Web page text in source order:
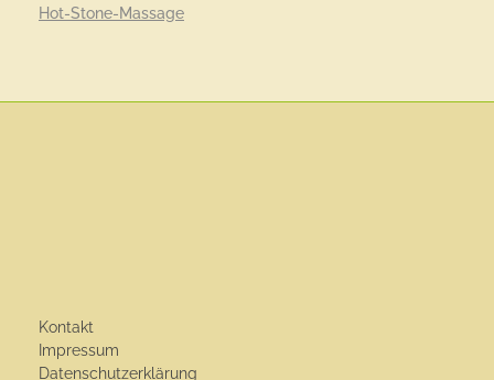
Hot-Stone-Massage
Kontakt
Impressum
Datenschutzerklärung